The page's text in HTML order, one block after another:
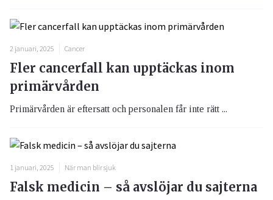
2 januari, 2025 Cancer
Fler cancerfall kan upptäckas inom
primärvården
Primärvården är eftersatt och personalen får inte rätt ...
1 januari, 2025 När man blir sjuk
Falsk medicin – så avslöjar du sajterna